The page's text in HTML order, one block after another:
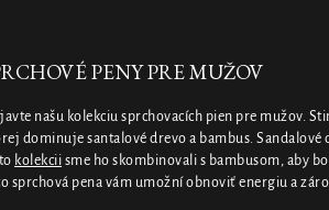
PENY PRE MUŽOV
našu kolekciu sprchovacích pien pre mužov.
dominuje santalové drevo a bambus.
kolekcii sme ho skombinovali s bambusom, aby
sprchová pena vám umožní obnoviť energiu a